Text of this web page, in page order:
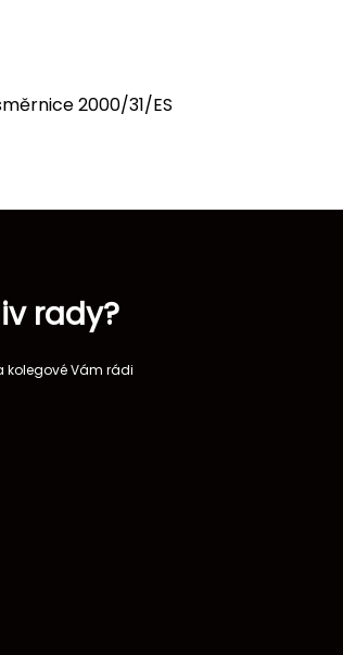
2000/31/ES
rady?
kolegové Vám rádi